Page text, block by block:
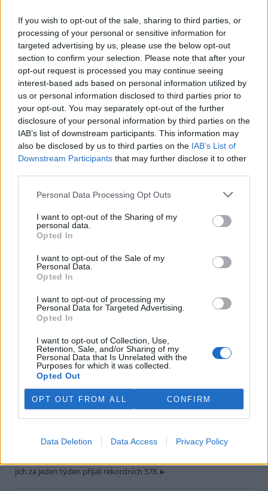
If you wish to opt-out of the sale, sharing to third parties, or
processing of your personal or sensitive information for
targeted advertising by us, please use the below opt-out
section to confirm your selection. Please note that after your
opt-out request is processed you may continue seeing
interest-based ads based on personal information utilized by
us or personal information disclosed to third parties prior to
your opt-out. You may separately opt-out of the further
disclosure of your personal information by third parties on the
IAB’s list of downstream participants. This information may
also be disclosed by us to third parties on the IAB’s List of
Downstream Participants that may further disclose it to other
Personal Data Processing Opt Outs
I want to opt-out of the Sharing of my
personal data.
Opted In
I want to opt-out of the Sale of my
Personal Data.
Opted In
I want to opt-out of processing my
Personal Data for Targeted Advertising.
Opted In
I want to opt-out of Collection, Use,
Retention, Sale, and/or Sharing of my
Personal Data that Is Unrelated with the
Purposes for which it was collected.
Opted Out
OPT OUT FROM ALL CONFIRM
Data Deletion Data Access Privacy Policy
Celníci odhalili gang překupníků papoušků, zajistili
stovku ptáků
5.8.2026 20:13 ( ČTK
Celníci odhalili gang
překupníků chráněných druhů
papoušků působící v několika
krajích a zajistili asi stovku
ptáků. S odchytem a
zajištěním zvířat celníkům pomohly zoo v Praze, Zlíně a Ostravě. V
ostravské zahradě také papoušci nalezli dočasné útočiště. V
tiskové zprávě nawebucelníků to oznámila mluvčí Celní správy ČR
Martina Kaňková. Případem se zabývá policie.
pronásledovali velrybáře
Islandské úřady nařídily
vyhoštění 21 aktivistů
pobřežní stráž s policií zabavily
jejich loď, která pronásledovala velrybářské plavidlo. Pasažéři lodi
patřící nadaci kanadsko-amerického ekologického aktivisty Paula
Watsona jsou od té doby zadržováni v Reykjavíku. Sám Watson na
palubě nebyl. Píše o tom agentura AFP s odvoláním na islandskou
policii.
Záchranná stanice v Praze přijímá kvůli vedrům více
volně žijících zvířat
5.8.2026 17:40 | PRAHA (
teplotám pracovníci pražské
záchranné stanice pro volně
žijící živočichy přijímají více
dehydratovaná a vysílená mláďata ptáků nebo veverek. ČTK to
sdělila mluvčí stanice Petra Fišerová. Během současné vlny veder
jich za jeden týden přijali rekordních 578.